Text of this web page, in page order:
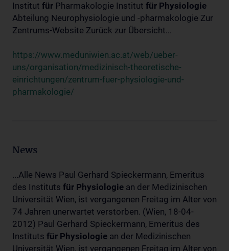
Institut für Pharmakologie Institut für Physiologie
Abteilung Neurophysiologie und -pharmakologie Zur
Zentrums-Website Zurück zur Übersicht...
https://www.meduniwien.ac.at/web/ueber-
uns/organisation/medizinisch-theoretische-
einrichtungen/zentrum-fuer-physiologie-und-
pharmakologie/
News
...Alle News Paul Gerhard Spieckermann, Emeritus
des Instituts für Physiologie an der Medizinischen
Universität Wien, ist vergangenen Freitag im Alter von
74 Jahren unerwartet verstorben. (Wien, 18-04-
2012) Paul Gerhard Spieckermann, Emeritus des
Instituts für Physiologie an der Medizinischen
Universität Wien, ist vergangenen Freitag im Alter von